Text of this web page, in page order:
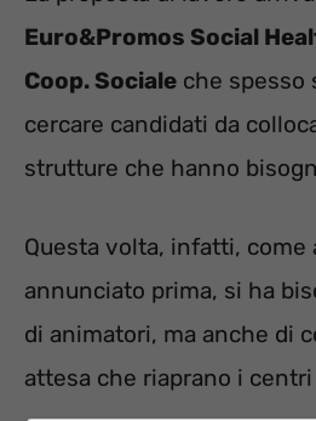
Euro&Promos Social
Coop. Sociale che spesso
cercare candidati da
strutture che hanno
Questa volta, infatti, come
annunciato prima, si ha
di animatori, ma anche di
attesa che riaprano i